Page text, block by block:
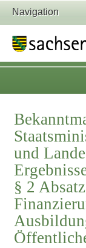
Navigation
und
§ 2